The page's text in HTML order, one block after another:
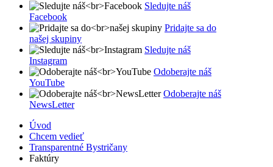
Sledujte náš
Facebook
Pridajte sa do
našej skupiny
Sledujte náš
Instagram
Odoberajte náš
YouTube
Odoberajte náš
NewsLetter
Úvod
Chcem vedieť
Transparentné Bystričany
Faktúry